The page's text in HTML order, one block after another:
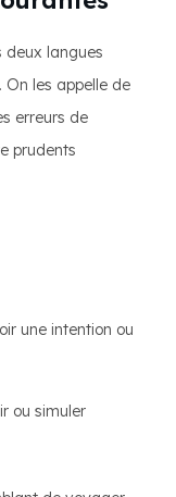
deux langues
les appelle de
erreurs de
prudents
une intention ou
ou simuler